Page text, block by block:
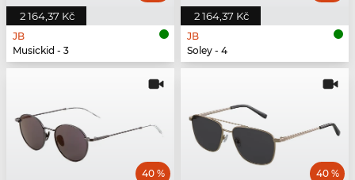
2 164,37 Kč
JB
Musickid - 3
2 164,37 Kč
JB
Soley - 4
40 % 40 %